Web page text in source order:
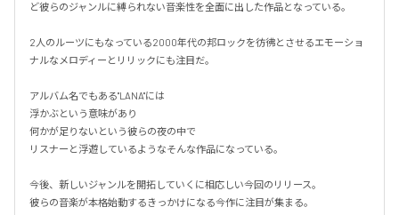
ど彼らのジャンルに縛られない音楽性を全面に出した作品となっている。
2人のルーツにもなっている2000年代の邦ロックを彷彿とさせるエモーショ
ナルなメロディーとリリックにも注目だ。
アルバム名でもある"LANA"には
浮かぶという意味があり
何かが足りないという彼らの夜の中で
リスナーと浮遊しているようなそんな作品になっている。
今後、新しいジャンルを開拓していくに相応しい今回のリリース。
彼らの音楽が本格始動するきっかけになる今作に注目が集まる。